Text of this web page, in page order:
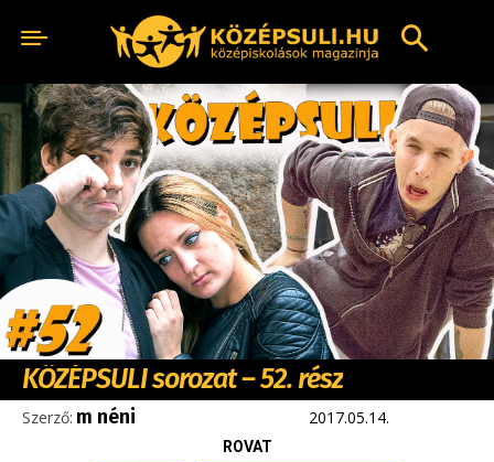
KÖZÉPSULI sorozat – 52. rész
Szerző: m néni 2017.05.14.
ROVAT